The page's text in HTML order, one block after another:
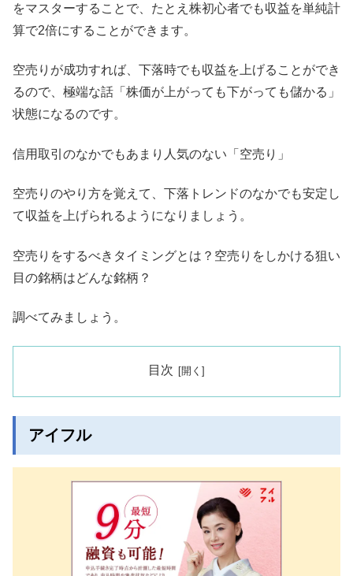
をマスターすることで、たとえ株初心者でも収益を単純計
算で2倍にすることができます。
空売りが成功すれば、下落時でも収益を上げることができ
るので、極端な話「株価が上がっても下がっても儲かる」
状態になるのです。
信用取引のなかでもあまり人気のない「空売り」
空売りのやり方を覚えて、下落トレンドのなかでも安定し
て収益を上げられるようになりましょう。
空売りをするべきタイミングとは？空売りをしかける狙い
目の銘柄はどんな銘柄？
調べてみましょう。
目次
アイフル